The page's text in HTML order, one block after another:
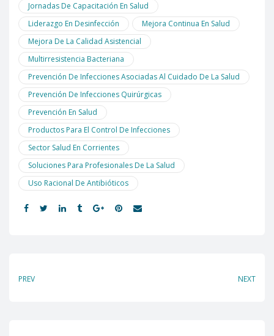
Jornadas De Capacitación En Salud
Liderazgo En Desinfección
Mejora Continua En Salud
Mejora De La Calidad Asistencial
Multirresistencia Bacteriana
Prevención De Infecciones Asociadas Al Cuidado De La Salud
Prevención De Infecciones Quirúrgicas
Prevención En Salud
Productos Para El Control De Infecciones
Sector Salud En Corrientes
Soluciones Para Profesionales De La Salud
Uso Racional De Antibióticos
Share:
PREV NEXT